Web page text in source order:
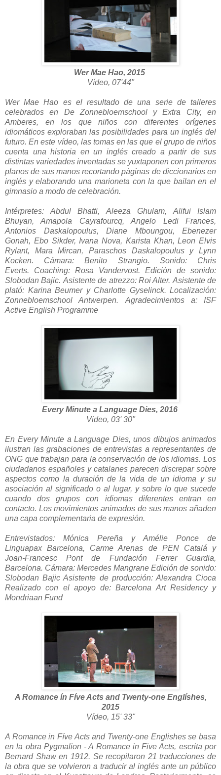
Wer Mae Hao, 2015
Vídeo, 07'44"
Wer Mae Hao es el resultado de una serie de talleres
celebrados en De Zonnebloemschool y Extra City, en
Amberes, en los que niños con diferentes orígenes
idiomáticos exploraban las posibilidades para un inglés del
futuro. En este vídeo, las tomas en las que el grupo de niños
cuenta una historia en un inglés creado a partir de sus
distintas variedades inventadas se yuxtaponen con primeros
planos de sus manos recortando páginas de diccionarios en
inglés y elaborando una marioneta con la que bailan en el
gimnasio a modo de celebración.
Intérpretes: Abdul Bhatti, Aleeza Ghulam, Alifui Islam
Bhuyan, Amapola Cayrafourcq, Angelo Ledi Frances,
Antonios Daskalopoulus, Diane Mboungou, Ebenezer
Gonah, Ebo Sikder, Ivana Nova, Karista Khan, Leon Elvis
Rylant, Mara Mircan, Paraschos Daskalopoulus y Lynn
Kocken. Cámara: Benito Strangio. Sonido: Chris
Everts. Coaching: Rosa Vandervost. Edición de sonido:
Slobodan Bajic. Asistente de atrezzo: Roi Alter. Asistente de
plató: Karina Beumer y Charlotte Gyselinck. Localización:
Zonnebloemschool Antwerpen. Agradecimientos a: ISF
Active English Programme
Every Minute a Language Dies, 2016
Video, 03' 30"
En Every Minute a Language Dies, unos dibujos animados
ilustran las grabaciones de entrevistas a representantes de
ONG que trabajan para la conservación de los idiomas. Los
ciudadanos españoles y catalanes parecen discrepar sobre
aspectos como la duración de la vida de un idioma y su
asociación al significado o al lugar, y sobre lo que sucede
cuando dos grupos con idiomas diferentes entran en
contacto. Los movimientos animados de sus manos añaden
una capa complementaria de expresión.
Entrevistados: Mónica Pereña y Amélie Ponce de
Linguapax Barcelona, Carme Arenas de PEN Catalá y
Joan-Francesc Pont de Fundación Ferrer Guardia,
Barcelona. Cámara: Mercedes Mangrane Edición de sonido:
Slobodan Bajic Asistente de producción: Alexandra Cioca
Realizado con el apoyo de: Barcelona Art Residency y
Mondriaan Fund
A Romance ín Fíve Acts and Twenty-one Englíshes,
2015
Vídeo, 15' 33"
A Romance in Fíve Acts and Twenty-one Englishes se basa
en la obra Pygmalion - A Romance in Five Acts, escrita por
Bernard Shaw en 1912. Se recopilaron 21 traducciones de
la obra que se volvieron a traducir al inglés ante un público